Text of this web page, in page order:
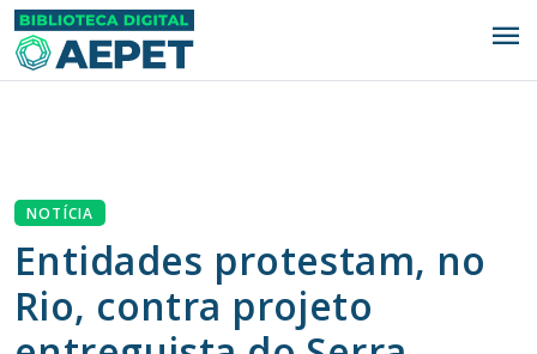
menu
NOTÍCIA
Entidades protestam, no
Rio, contra projeto